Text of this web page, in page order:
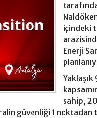
içindeki
Enerji
sahip,
güvenliği 1 noktadan